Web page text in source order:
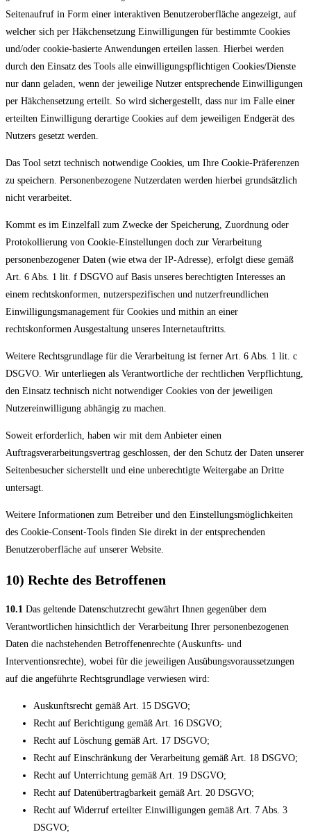
Seitenaufruf in Form einer interaktiven Benutzeroberfläche angezeigt, auf
welcher sich per Häkchensetzung Einwilligungen für bestimmte Cookies
und/oder cookie-basierte Anwendungen erteilen lassen. Hierbei werden
durch den Einsatz des Tools alle einwilligungspflichtigen Cookies/Dienste
nur dann geladen, wenn der jeweilige Nutzer entsprechende Einwilligungen
per Häkchensetzung erteilt. So wird sichergestellt, dass nur im Falle einer
erteilten Einwilligung derartige Cookies auf dem jeweiligen Endgerät des
Nutzers gesetzt werden.
Das Tool setzt technisch notwendige Cookies, um Ihre Cookie-Präferenzen
zu speichern. Personenbezogene Nutzerdaten werden hierbei grundsätzlich
nicht verarbeitet.
Kommt es im Einzelfall zum Zwecke der Speicherung, Zuordnung oder
Protokollierung von Cookie-Einstellungen doch zur Verarbeitung
personenbezogener Daten (wie etwa der IP-Adresse), erfolgt diese gemäß
Art. 6 Abs. 1 lit. f DSGVO auf Basis unseres berechtigten Interesses an
einem rechtskonformen, nutzerspezifischen und nutzerfreundlichen
Einwilligungsmanagement für Cookies und mithin an einer
rechtskonformen Ausgestaltung unseres Internetauftritts.
Weitere Rechtsgrundlage für die Verarbeitung ist ferner Art. 6 Abs. 1 lit. c
DSGVO. Wir unterliegen als Verantwortliche der rechtlichen Verpflichtung,
den Einsatz technisch nicht notwendiger Cookies von der jeweiligen
Nutzereinwilligung abhängig zu machen.
Soweit erforderlich, haben wir mit dem Anbieter einen
Auftragsverarbeitungsvertrag geschlossen, der den Schutz der Daten unserer
Seitenbesucher sicherstellt und eine unberechtigte Weitergabe an Dritte
untersagt.
Weitere Informationen zum Betreiber und den Einstellungsmöglichkeiten
des Cookie-Consent-Tools finden Sie direkt in der entsprechenden
Benutzeroberfläche auf unserer Website.
10) Rechte des Betroffenen
10.1 Das geltende Datenschutzrecht gewährt Ihnen gegenüber dem
Verantwortlichen hinsichtlich der Verarbeitung Ihrer personenbezogenen
Daten die nachstehenden Betroffenenrechte (Auskunfts- und
Interventionsrechte), wobei für die jeweiligen Ausübungsvoraussetzungen
auf die angeführte Rechtsgrundlage verwiesen wird:
Auskunftsrecht gemäß Art. 15 DSGVO;
Recht auf Berichtigung gemäß Art. 16 DSGVO;
Recht auf Löschung gemäß Art. 17 DSGVO;
Recht auf Einschränkung der Verarbeitung gemäß Art. 18 DSGVO;
Recht auf Unterrichtung gemäß Art. 19 DSGVO;
Recht auf Datenübertragbarkeit gemäß Art. 20 DSGVO;
Recht auf Widerruf erteilter Einwilligungen gemäß Art. 7 Abs. 3
DSGVO;